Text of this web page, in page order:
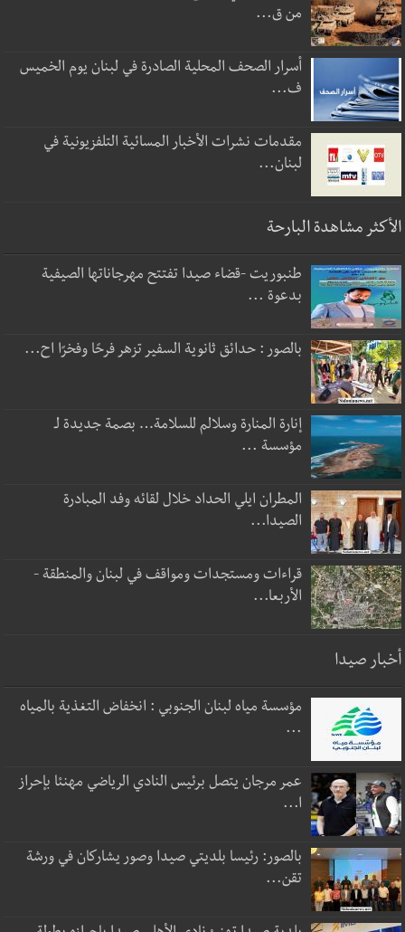
من ق...
أسرار الصحف المحلية الصادرة في لبنان يوم الخميس
ف...
مقدمات نشرات الأخبار المسائية التلفزيونية في
لبنان...
الأكثر مشاهدة البارحة
طنبوريت -قضاء صيدا تفتتح مهرجاناتها الصيفية
بدعوة ...
بالصور : حدائق ثانوية السفير تزهر فرحًا وفخرًا اح...
إنارة المنارة وسلالم للسلامة… بصمة جديدة لـ
مؤسسة ...
المطران ايلي الحداد خلال لقائه وفد المبادرة
الصيدا...
قراءات ومستجدات ومواقف في لبنان والمنطقة -
الأربعا...
أخبار صيدا
مؤسسة مياه لبنان الجنوبي : انخفاض التغذية بالمياه
...
عمر مرجان يتصل برئيس النادي الرياضي مهنئا بإحراز
ا...
بالصور: رئيسا بلديتي صيدا وصور يشاركان في ورشة
تقن...